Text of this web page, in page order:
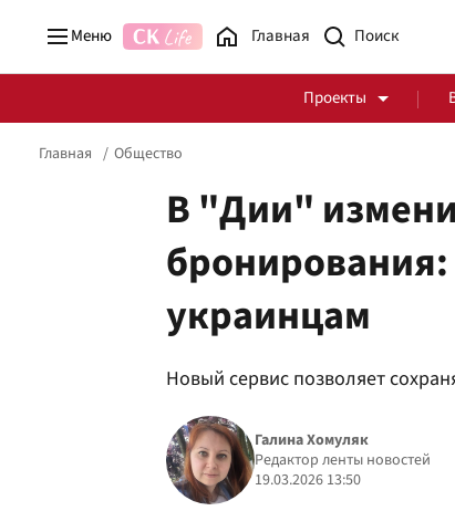
Меню Главная
Проекты
Стоп Политической Коррупции Честные закупки
Здоровье
Главная Общество
В "Дии"
бронирования:
украинцам
Новый сервис позволяет
Галина Хомуляк
Редактор ленты новостей
19.03.2026 13:50